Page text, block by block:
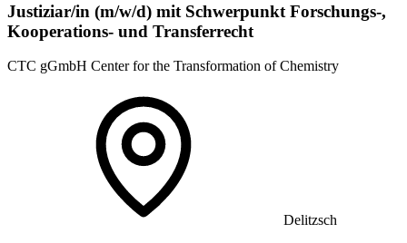
Justiziar/in (m/w/d) mit Schwerpunkt Forschungs-,
Kooperations- und Transferrecht
CTC gGmbH Center for the Transformation of Chemistry
Delitzsch